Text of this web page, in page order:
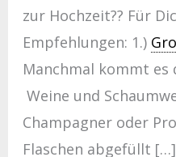
zur Hochzeit?? Für
Empfehlungen: 1.)
Manchmal kommt es
Weine und
Champagner oder
Flaschen abgefüllt […]